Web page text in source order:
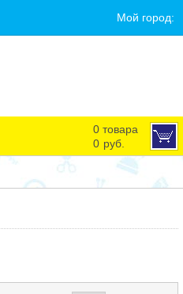
Мой город:
0 товара
0 руб.